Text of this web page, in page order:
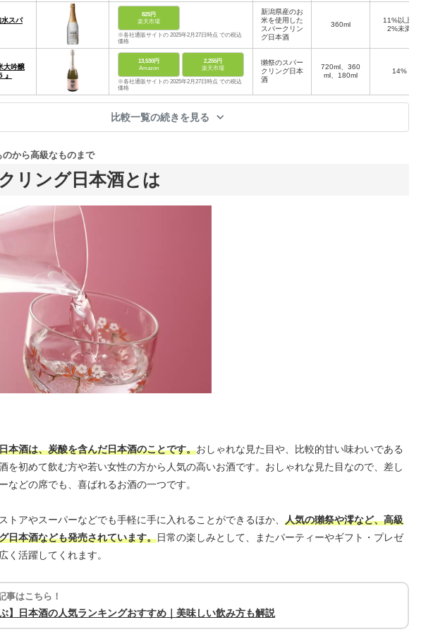
水スパ
825円
楽天市場
※各社通販サイトの 2025年2月27日時点 での税込
価格
新潟県産のお
米を使用した
スパークリン
グ日本酒
360ml
11%以上1
2%未満
大吟醸
』
13,530円
Amazon
2,255円
楽天市場
※各社通販サイトの 2025年2月27日時点 での税込
価格
獺祭のスパー
クリング日本
酒
720ml、360
ml、180ml
14%
比較一覧の続きを見る
リング日本酒とは
のから高級なものまで
本酒は、炭酸を含んだ日本酒のことです。おしゃれな見た目や、比較的甘い味わいである
を初めて飲む方や若い女性の方から人気の高いお酒です。おしゃれな見た目なので、差し
などの席でも、喜ばれるお酒の一つです。
トアやスーパーなどでも手軽に手に入れることができるほか、 人気の獺祭や澪など、高級
日本酒なども発売されています。日常の楽しみとして、またパーティーやギフト・プレゼ
く活躍してくれます。
事はこちら！
】日本酒の人気ランキングおすすめ｜美味しい飲み方も解説